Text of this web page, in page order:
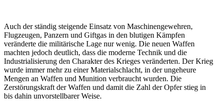
Auch der ständig steigende Einsatz von Maschinengewehren,
Flugzeugen, Panzern und Giftgas in den blutigen Kämpfen
veränderte die militärische Lage nur wenig. Die neuen Waffen
machten jedoch deutlich, dass die moderne Technik und die
Industrialisierung den Charakter des Krieges veränderten. Der Krieg
wurde immer mehr zu einer Materialschlacht, in der ungeheure
Mengen an Waffen und Munition verbraucht wurden. Die
Zerstörungskraft der Waffen und damit die Zahl der Opfer stieg in
bis dahin unvorstellbarer Weise.